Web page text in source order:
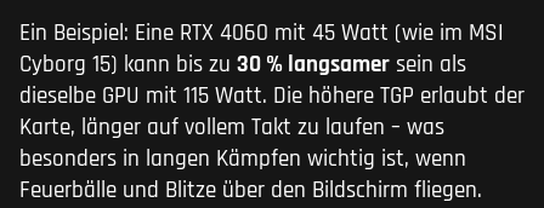
Ein Beispiel: Eine RTX 4060 mit 45 Watt (wie im MSI
Cyborg 15) kann bis zu 30 % langsamer sein als
dieselbe GPU mit 115 Watt. Die höhere TGP erlaubt der
Karte, länger auf vollem Takt zu laufen – was
besonders in langen Kämpfen wichtig ist, wenn
Feuerbälle und Blitze über den Bildschirm fliegen.